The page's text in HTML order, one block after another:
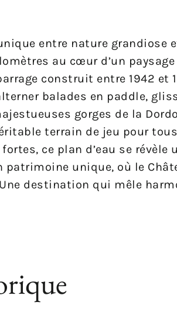
entre nature grandiose
au cœur d’un
construit entre 1942 et
balades en paddle,
gorges de la
terrain de jeu pour tous
ce plan d’eau se révèle
unique, où le
destination qui mêle